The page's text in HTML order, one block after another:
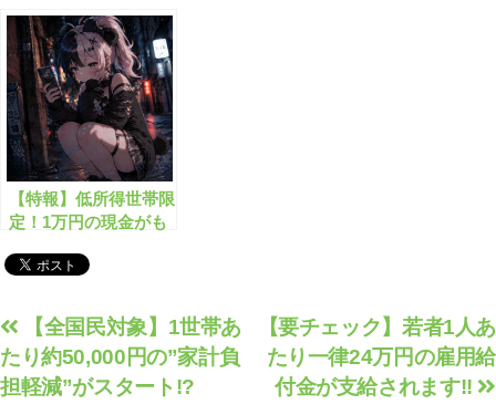
金が給付されます！
【特報】低所得世帯限
定！1万円の現金がも
投
稿
ナ
【要チェック】若者1人あ
たり一律24万円の雇用給
付金が支給されます!!
【全国民対象】1世帯あ
たり約50,000円の”家計負
担軽減”がスタート!?